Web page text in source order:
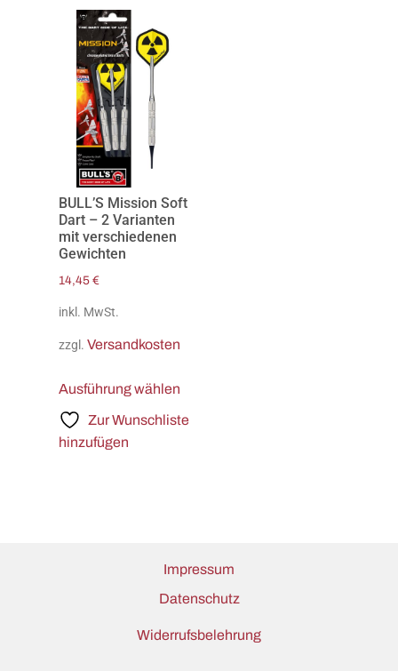
BULL’S Mission Soft
Dart – 2 Varianten
mit verschiedenen
Gewichten
14,45 €
inkl. MwSt.
zzgl. Versandkosten
Ausführung wählen
Zur Wunschliste
hinzufügen
Impressum
Datenschutz
Widerrufsbelehrung